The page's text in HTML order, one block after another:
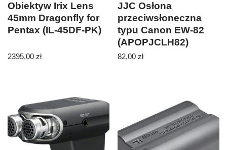
Obiektyw Irix Lens
45mm Dragonfly for
Pentax (IL-45DF-PK)
2395,00 zł
JJC Osłona
przeciwsłoneczna
typu Canon EW-82
(APOPJCLH82)
82,00zł